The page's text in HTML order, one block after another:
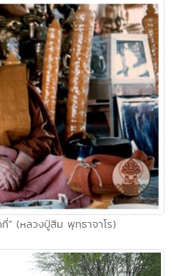
" (หลวงปู่สิม พุทฺธาจาโร)